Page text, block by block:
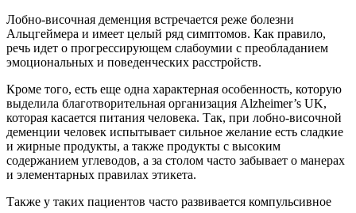
Лобно-височная деменция встречается реже болезни
Альцгеймера и имеет целый ряд симптомов. Как правило,
речь идет о прогрессирующем слабоумии с преобладанием
эмоциональных и поведенческих расстройств.
Кроме того, есть еще одна характерная особенность, которую
выделила благотворительная организация Alzheimer’s UK,
которая касается питания человека. Так, при лобно-височной
деменции человек испытывает сильное желание есть сладкие
и жирные продукты, а также продукты с высоким
содержанием углеводов, а за столом часто забывает о манерах
и элементарных правилах этикета.
Также у таких пациентов часто развивается компульсивное